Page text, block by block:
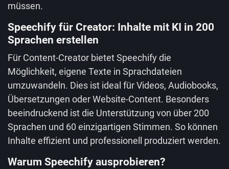
müssen.
Speechify für Creator: Inhalte mit KI in 200
Sprachen erstellen
Für Content-Creator bietet Speechify die
Möglichkeit, eigene Texte in Sprachdateien
umzuwandeln. Dies ist ideal für Videos, Audiobooks,
Übersetzungen oder Website-Content. Besonders
beeindruckend ist die Unterstützung von über 200
Sprachen und 60 einzigartigen Stimmen. So können
Inhalte effizient und professionell produziert werden.
Warum Speechify ausprobieren?